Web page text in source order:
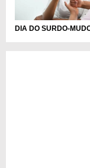
DIA DO SURDO-